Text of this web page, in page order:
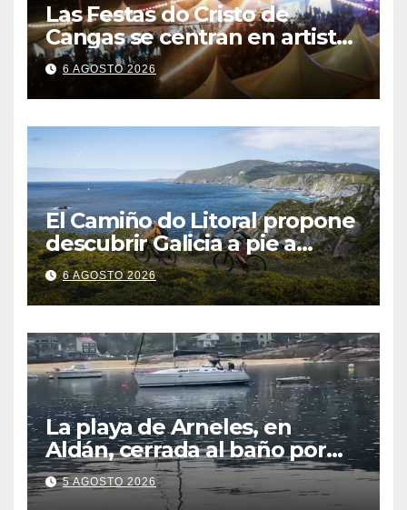
Las Festas do Cristo de
Cangas se centran en artistas
gallegos
6 AGOSTO 2026
El Camiño do Litoral propone
descubrir Galicia a pie a
través de más de 1.300
kilómetros
6 AGOSTO 2026
La playa de Arneles, en
Aldán, cerrada al baño por
contaminación del agua tras
detectarse restos fecales
5 AGOSTO 2026